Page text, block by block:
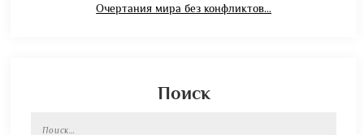
Очертания мира без конфликтов…
Поиск